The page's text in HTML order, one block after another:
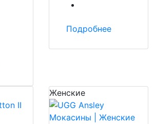
Подробнее
Женские